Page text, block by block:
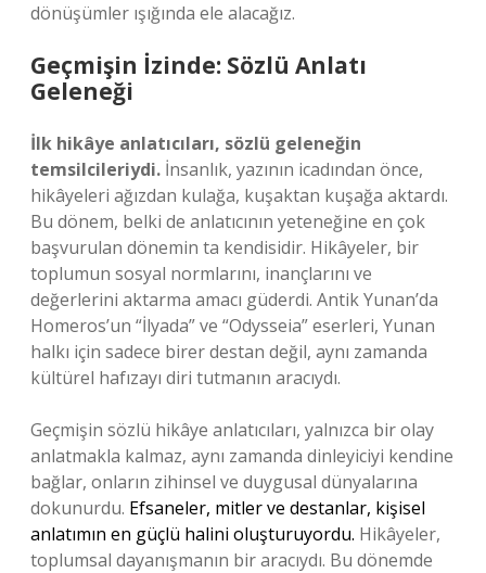
dönüşümler ışığında ele alacağız.
Geçmişin İzinde: Sözlü Anlatı
Geleneği
İlk hikâye anlatıcıları, sözlü geleneğin
temsilcileriydi. İnsanlık, yazının icadından önce,
hikâyeleri ağızdan kulağa, kuşaktan kuşağa aktardı.
Bu dönem, belki de anlatıcının yeteneğine en çok
başvurulan dönemin ta kendisidir. Hikâyeler, bir
toplumun sosyal normlarını, inançlarını ve
değerlerini aktarma amacı güderdi. Antik Yunan’da
Homeros’un “İlyada” ve “Odysseia” eserleri, Yunan
halkı için sadece birer destan değil, aynı zamanda
kültürel hafızayı diri tutmanın aracıydı.
Geçmişin sözlü hikâye anlatıcıları, yalnızca bir olay
anlatmakla kalmaz, aynı zamanda dinleyiciyi kendine
bağlar, onların zihinsel ve duygusal dünyalarına
dokunurdu. Efsaneler, mitler ve destanlar, kişisel
anlatımın en güçlü halini oluşturuyordu. Hikâyeler,
toplumsal dayanışmanın bir aracıydı. Bu dönemde